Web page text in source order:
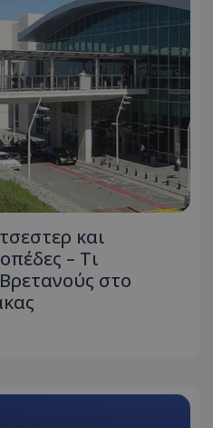
και
– Τι
στο